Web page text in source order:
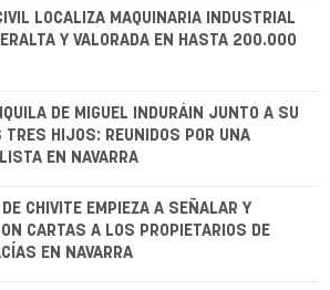
LOCALIZA MAQUINARIA INDUSTRIAL
Y VALORADA EN HASTA 200.000
DE MIGUEL INDURÁIN JUNTO A SU
TRES HIJOS: REUNIDOS POR UNA
EN NAVARRA
DE CHIVITE EMPIEZA A SEÑALAR Y
CARTAS A LOS PROPIETARIOS DE
EN NAVARRA